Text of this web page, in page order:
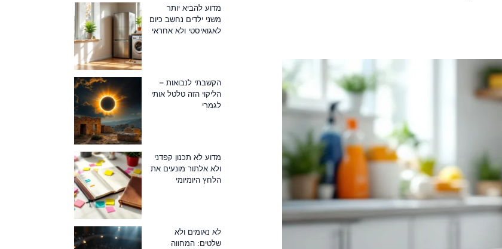
מדוע להביא יותר
משני ילדים נחשב כיום
לאגואיסטי ולא אחראי
הקשבתי לנבואות –
הליקוי הזה טלטל אותי
לגמרי
מדוע לא תכנון קפדני
ולא אלתור מונעים את
הלחץ היומיומי
לא נאומים ולא
שלטים: המחווה